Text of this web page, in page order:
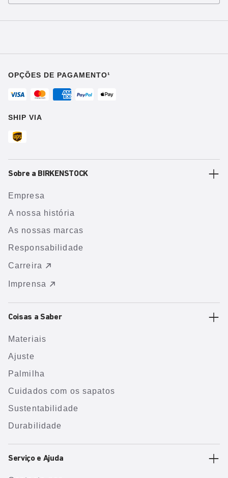
OPÇÕES DE PAGAMENTO¹
SHIP VIA
Sobre a BIRKENSTOCK
Empresa
A nossa história
As nossas marcas
Responsabilidade
Carreira
Imprensa
Coisas a Saber
Materiais
Ajuste
Palmilha
Cuidados com os sapatos
Sustentabilidade
Durabilidade
Serviço e Ajuda